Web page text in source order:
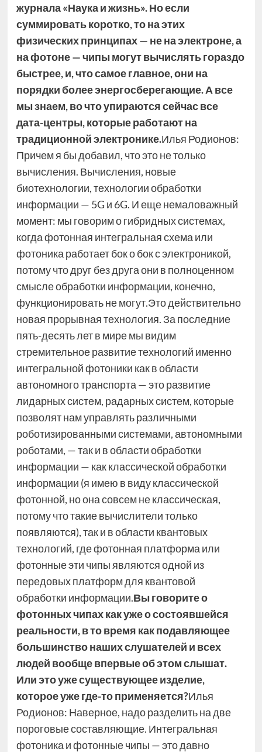
журнала «Наука и жизнь». Но если
суммировать коротко, то на этих
физических принципах — не на электроне, а
на фотоне — чипы могут вычислять гораздо
быстрее, и, что самое главное, они на
порядки более энергосберегающие. А все
мы знаем, во что упираются сейчас все
дата-центры, которые работают на
традиционной электронике.Илья Родионов:
Причем я бы добавил, что это не только
вычисления. Вычисления, новые
биотехнологии, технологии обработки
информации — 5G и 6G. И еще немаловажный
момент: мы говорим о гибридных системах,
когда фотонная интегральная схема или
фотоника работает бок о бок с электроникой,
потому что друг без друга они в полноценном
смысле обработки информации, конечно,
функционировать не могут.Это действительно
новая прорывная технология. За последние
пять-десять лет в мире мы видим
стремительное развитие технологий именно
интегральной фотоники как в области
автономного транспорта — это развитие
лидарных систем, радарных систем, которые
позволят нам управлять различными
роботизированными системами, автономными
роботами, — так и в области обработки
информации — как классической обработки
информации (я имею в виду классической
фотонной, но она совсем не классическая,
потому что такие вычислители только
появляются), так и в области квантовых
технологий, где фотонная платформа или
фотонные эти чипы являются одной из
передовых платформ для квантовой
обработки информации.Вы говорите о
фотонных чипах как уже о состоявшейся
реальности, в то время как подавляющее
большинство наших слушателей и всех
людей вообще впервые об этом слышат.
Или это уже существующее изделие,
которое уже где-то применяется?Илья
Родионов: Наверное, надо разделить на две
пороговые составляющие. Интегральная
фотоника и фотонные чипы — это давно